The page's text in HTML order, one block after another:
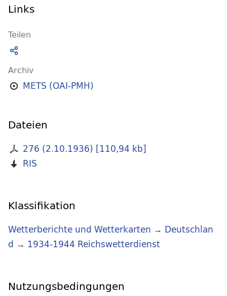
Links
Teilen
Archiv
METS (OAI-PMH)
Dateien
276 (2.10.1936) [110,94 kb]
RIS
Klassifikation
Wetterberichte und Wetterkarten → Deutschlan
d → 1934-1944 Reichswetterdienst
Nutzungsbedingungen